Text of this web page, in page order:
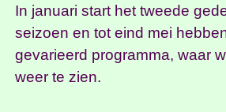
In januari start het tweede
seizoen en tot eind mei
gevarieerd programma, waar
weer te zien.